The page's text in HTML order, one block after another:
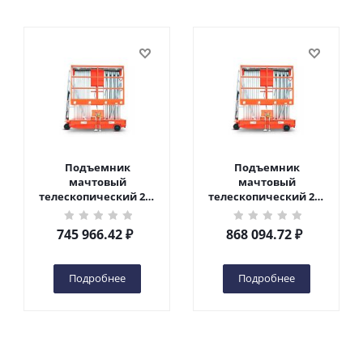
Подъемник
мачтовый
телескопический 200
кг 10 м TOR GTWY10-
200S DC 2-мачтовый
(автономный) (N) в
745 966.42₽
Подробнее
Подъемник
мачтовый
телескопический 200
кг 12 м TOR GTWY12-
200S DC 2-мачтовый
(автономный) (N) в
868 094.72₽
Подробнее